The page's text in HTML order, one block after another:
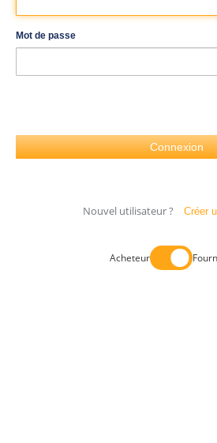
Mot de passe
Nouvel utilisateur ? Créer
Acheteur